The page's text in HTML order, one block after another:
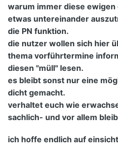
warum immer diese
etwas untereinander
die PN funktion.
die nutzer wollen sich hier
thema vorführtermine
diesen "müll" lesen.
es bleibt sonst nur eine
dicht gemacht.
verhaltet euch wie
sachlich- und vor allem
ich hoffe endlich auf